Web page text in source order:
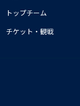
トップチーム
チケット・観戦